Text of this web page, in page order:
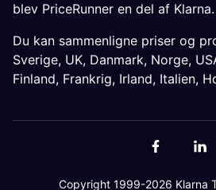
blev PriceRunner en del af Klarna.
Du kan sammenligne priser og
Sverige, UK, Danmark, Norge,
Finland, Frankrig, Irland, Italien,
Copyright 1999-2026 Klarna